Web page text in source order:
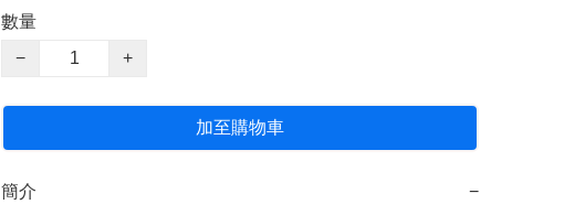
數量
−
+
加至購物車
簡介 −